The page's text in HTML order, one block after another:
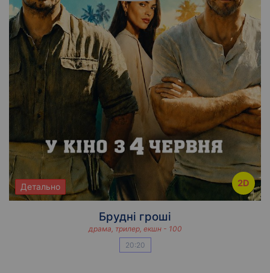
2D
Детально
Брудні гроші
драма, трилер, екшн - 100
20:20